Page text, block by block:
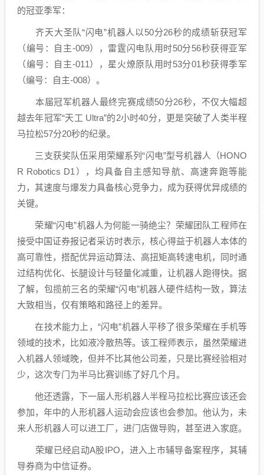
的冠亚季军：
齐天大圣队“闪电”机器人以50分26秒的成绩斩获冠军
（编号：自主-009），雷霆闪电队用时50分56秒获得亚军
（编号：自主-011），星火燎原队用时53分01秒获得季军
（编号：自主-008）。
本届冠军机器人最终完赛成绩50分26秒，不仅大幅超
越去年冠军“天工 Ultra”的2小时40分，更是突破了人类半程
马拉松57分20秒的纪录。
三支获奖队伍采用荣耀系列“闪电”型号机器人（HONO
R Robotics D1），均具备自主感知导航、高速奔跑等能
力，其速度与爆发力具备核心竞争力，成为获得优异成绩的
关键。
荣耀“闪电”机器人为何能一骑绝尘？荣耀团队工程师在
接受中国证券报记者采访时表示，核心得益于机器人本体的
高可靠性，搭配优异运动算法、高扭矩高转速电机，同时通
过结构优化、长腿设计与轻量化减重，让机器人跑得快。据
了解，包揽前三名的荣耀“闪电”机器人硬件结构一致，算法
大致相当，仅有策略和路径上的差异。
在技术能力上，“闪电”机器人平移了很多荣耀在手机等
领域的技术，比如液冷散热等。该工程师表示，虽然荣耀进
入机器人领域晚，但并不比其他公司差，只是比赛经验相对
少，这次专门为半马比赛训练了好几个月。
他还透露，下一届人形机器人半程马拉松比赛应该还会
参加，年中的人形机器人运动会应该也会参加。他认为，未
来人形机器人可以进工厂，进门店做导购，甚至进入家庭。
荣耀已经启动A股IPO，进入上市辅导备案程序，其辅
导券商为中信证券。